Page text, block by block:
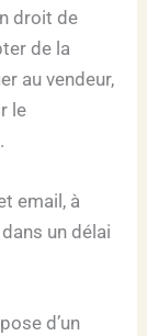
droit de
de la
au vendeur,
le
email, à
un délai
d’un